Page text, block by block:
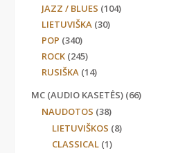
JAZZ / BLUES (104)
LIETUVIŠKA (30)
POP (340)
ROCK (245)
RUSIŠKA (14)
MC (AUDIO KASETĖS) (66)
NAUDOTOS (38)
LIETUVIŠKOS (8)
CLASSICAL (1)